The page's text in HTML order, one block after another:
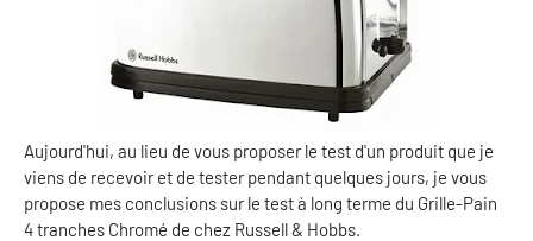
Aujourd'hui, au lieu de vous proposer le test d'un produit que je
viens de recevoir et de tester pendant quelques jours, je vous
propose mes conclusions sur le test à long terme du Grille-Pain
4 tranches Chromé de chez Russell & Hobbs.